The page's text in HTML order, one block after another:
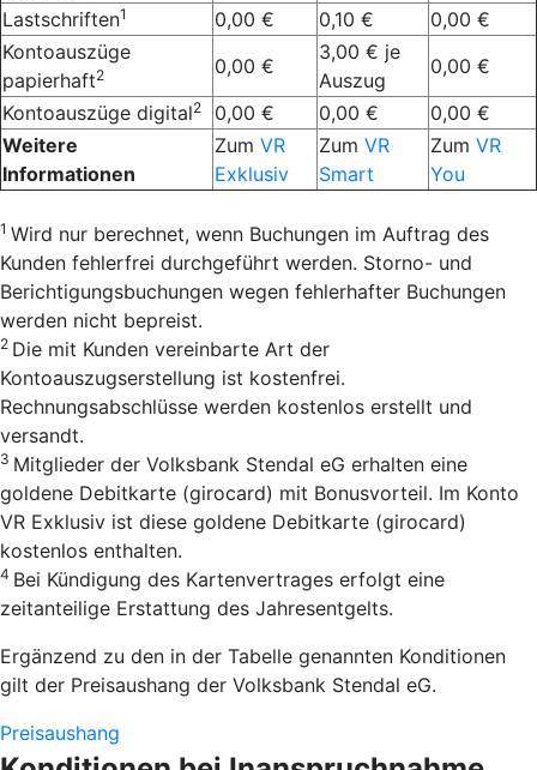
Lastschriften1 0,00 € 0,10 €
0,00 €
Kontoauszüge
papierhaft2 0,00 €
3,00 € je
Auszug
0,00 €
Kontoauszüge digital2 0,00 € 0,00 €
0,00 €
Weitere
Informationen
Zum VR
Exklusiv
Zum VR
Smart
Zum VR
You
1 Wird nur berechnet, wenn Buchungen im Auftrag des
Kunden fehlerfrei durchgeführt werden. Storno- und
Berichtigungsbuchungen wegen fehlerhafter Buchungen
werden nicht bepreist.
2 Die mit Kunden vereinbarte Art der
Kontoauszugserstellung ist kostenfrei.
Rechnungsabschlüsse werden kostenlos erstellt und
versandt.
3 Mitglieder der Volksbank Stendal eG erhalten eine
goldene Debitkarte (girocard) mit Bonusvorteil. Im Konto
VR Exklusiv ist diese goldene Debitkarte (girocard)
kostenlos enthalten.
4 Bei Kündigung des Kartenvertrages erfolgt eine
zeitanteilige Erstattung des Jahresentgelts.
Ergänzend zu den in der Tabelle genannten Konditionen
gilt der Preisaushang der Volksbank Stendal eG.
Preisaushang